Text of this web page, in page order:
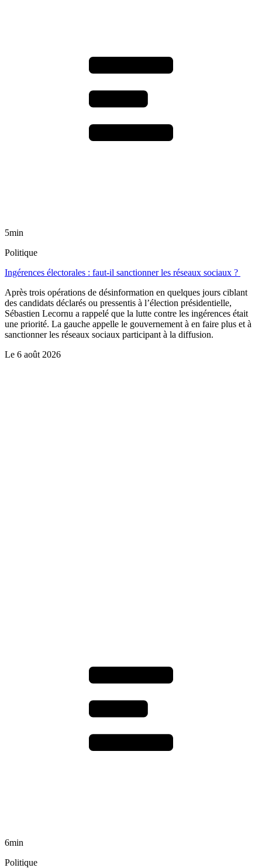
5min
Politique
Ingérences électorales : faut-il sanctionner les réseaux sociaux ?
Après trois opérations de désinformation en quelques jours ciblant
des candidats déclarés ou pressentis à l’élection présidentielle,
Sébastien Lecornu a rappelé que la lutte contre les ingérences était
une priorité. La gauche appelle le gouvernement à en faire plus et à
sanctionner les réseaux sociaux participant à la diffusion.
Le 6 août 2026
6min
Politique